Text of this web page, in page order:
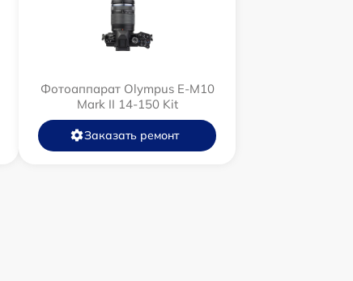
Фотоаппарат Olympus E‑M10
Mark II 14-150 Kit
Заказать ремонт